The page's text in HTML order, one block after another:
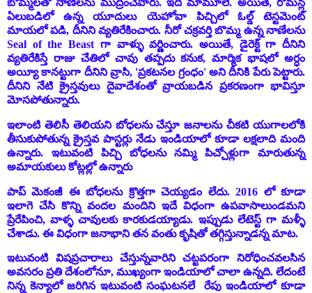
బొమ్మలతో నాణేలను ముద్రించేవారు. ఇది మామూలే. అయితే, రోమన్ల
ఏలుబడిలో ఉన్న యూదులు యెహోవా పిచ్చిలో ఓల్డ్ టెస్టమెంట్
మాయలో పడి, దీనిని వ్యతిరేకించారు. నీరో చక్రవర్తి బొమ్మ ఉన్న నాణేలను
Seal of the Beast గా వాళ్ళు వర్ణించారు. అయితే, డైరెక్ట్ గా దీనిని
వ్యతిరేకిస్తే రాజు చేతిలో చావు తప్పదు కనుక, మార్మిక భాషలో అర్ధం
అయ్యీ కానట్టుగా దీనిని వ్రాసి, 'ప్రకటనల గ్రంధం' అని దీనికి పేరు పెట్టారు.
దీనిని నేటి క్రైస్తవులు దైవాదేశంతో వ్రాయబడిన ప్రకరణంగా భావిస్తూ
మోసపోతున్నారు.
ఇలాంటి తెలిసీ తెలియని బోధలను చేస్తూ జనాలను చీకటి యుగాలలోకి
తీసుకుపోతున్న క్రైస్తవ పాస్టర్లు నేడు ఇండియాలో కూడా లక్షలాది మంది
ఉన్నారు. ఇటువంటి పిచ్చి బోధలను నమ్మి పిచ్చోళ్లుగా మారుతున్న
అమాయకులు కోట్లల్లో ఉన్నారు
పాప్ మెకంజీ ఈ బోధలను క్రొత్తగా చెయ్యడం లేదు. 2016 లో కూడా
ఇలాగె చేసి కొన్ని వందల మందిని ఇదే విధంగా ఉపవాసాలుండమని
ప్రేరేపించి, వాళ్ళ చావులకు కారకుడయ్యాడు. ఇప్పుడు లేటెస్ట్ గా మళ్ళీ
చేశాడు. ఈ విధంగా జనాభాని తన వంతు కృషితో తగ్గిస్తున్నాడన్న మాట.
ఇటువంటి విషప్రచారాలు చేస్తున్నవారిని చట్టపరంగా నిరోధించవలసిన
అవసరం ప్రతి దేశంలోనూ, ముఖ్యంగా ఇండియాలో చాలా ఉన్నది. లేదంటే
నిన్న కెన్యాలో జరిగిన ఇటువంటి సంఘటనలే రేపు ఇండియాలో కూడా